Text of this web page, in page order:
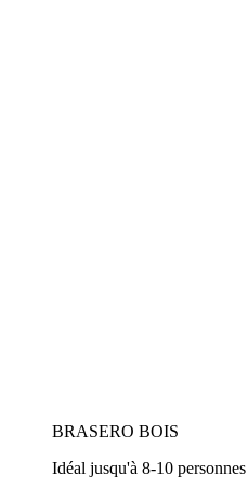
BRASERO BOIS
Idéal jusqu'à 8-10 personnes